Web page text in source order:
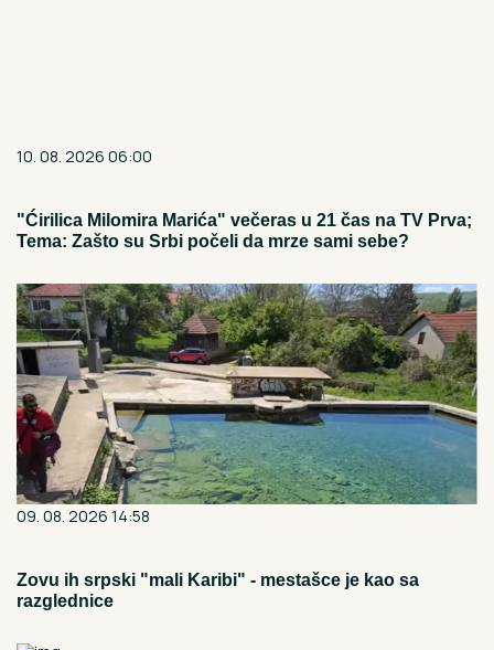
10. 08. 2026 06:00
"Ćirilica Milomira Marića" večeras u 21 čas na TV Prva;
Tema: Zašto su Srbi počeli da mrze sami sebe?
09. 08. 2026 14:58
Zovu ih srpski "mali Karibi" - mestašce je kao sa
razglednice